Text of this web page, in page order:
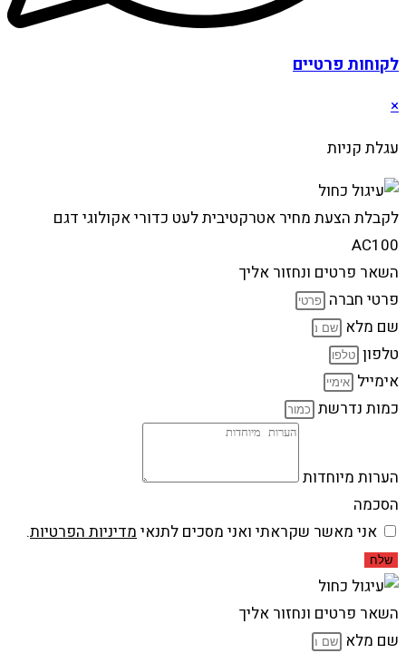
לקוחות פרטיים
×
עגלת קניות
לקבלת הצעת מחיר אטרקטיבית לעט כדורי אקולוגי דגם
AC100
השאר פרטים ונחזור אליך
פרטי חברה
שם מלא
טלפון
אימייל
כמות נדרשת
הערות מיוחדות
הסכמה
אני מאשר שקראתי ואני מסכים לתנאי מדיניות הפרטיות.
שלח
השאר פרטים ונחזור אליך
שם מלא